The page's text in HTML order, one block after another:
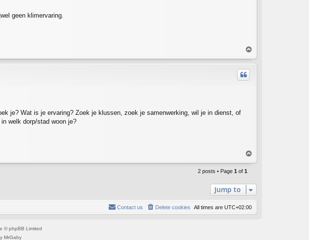
geen klimervaring.
o
p
je? Wat is je ervaring? Zoek je klussen, zoek je samenwerking, wil je in dienst, of
welk dorp/stad woon je?
o
2 posts • Page 1 of 1
Jump to
All times are UTC+02:00
Delete cookies
Contact us
© phpBB Limited
MrGaby